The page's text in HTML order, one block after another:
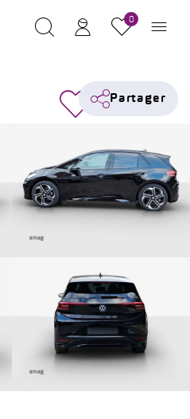
0
Partager